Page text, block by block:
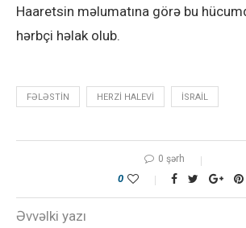
Haaretsin məlumatına görə bu
hərbçi həlak olub.
FƏLƏSTIN HERZI HALEVI ISRAIL
0 şərh
0
Əvvəlki yazı